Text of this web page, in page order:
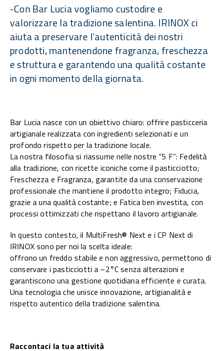
-Con Bar Lucia vogliamo custodire e
valorizzare la tradizione salentina. IRINOX ci
aiuta a preservare l’autenticità dei nostri
prodotti, mantenendone fragranza, freschezza
e struttura e garantendo una qualità costante
in ogni momento della giornata.
Bar Lucia nasce con un obiettivo chiaro: offrire pasticceria
artigianale realizzata con ingredienti selezionati e un
profondo rispetto per la tradizione locale.
La nostra filosofia si riassume nelle nostre “5 F”: Fedelità
alla tradizione, con ricette iconiche come il pasticciotto;
Freschezza e Fragranza, garantite da una conservazione
professionale che mantiene il prodotto integro; Fiducia,
grazie a una qualità costante; e Fatica ben investita, con
processi ottimizzati che rispettano il lavoro artigianale.
In questo contesto, il MultiFresh® Next e i CP Next di
IRINOX sono per noi la scelta ideale:
offrono un freddo stabile e non aggressivo, permettono di
conservare i pasticciotti a –2°C senza alterazioni e
garantiscono una gestione quotidiana efficiente e curata.
Una tecnologia che unisce innovazione, artigianalità e
rispetto autentico della tradizione salentina.
Raccontaci la tua attività